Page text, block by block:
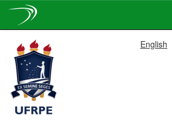
navigation
English